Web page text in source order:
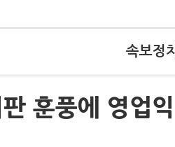
속보정치
훈풍에 영업